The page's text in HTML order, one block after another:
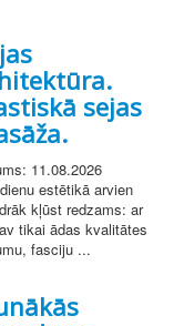
sejas
11.08.2026
estētikā arvien
kļūst redzams: ar
tikai ādas kvalitātes
fasciju ...